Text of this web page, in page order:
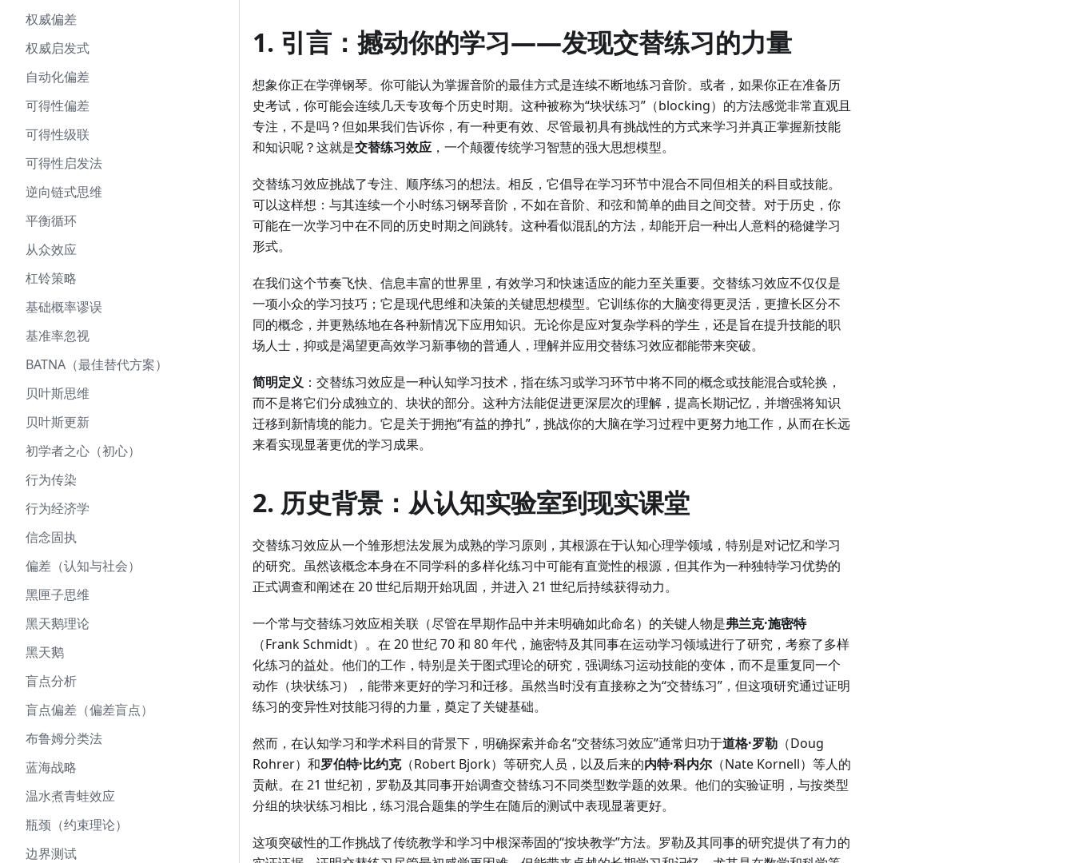
权威偏差
权威启发式
自动化偏差
可得性偏差
可得性级联
可得性启发法
逆向链式思维
平衡循环
从众效应
杠铃策略
基础概率谬误
基准率忽视
BATNA（最佳替代方案）
贝叶斯思维
贝叶斯更新
初学者之心（初心）
行为传染
行为经济学
信念固执
偏差（认知与社会）
黑匣子思维
黑天鹅理论
黑天鹅
盲点分析
盲点偏差（偏差盲点）
布鲁姆分类法
蓝海战略
温水煮青蛙效应
瓶颈（约束理论）
边界测试
1. 引言：撼动你的学习——发现交替练习的力量
想象你正在学弹钢琴。你可能认为掌握音阶的最佳方式是连续不断地练习音阶。或者，如果你正在准备历
史考试，你可能会连续几天专攻每个历史时期。这种被称为“块状练习”（blocking）的方法感觉非常直观且
专注，不是吗？但如果我们告诉你，有一种更有效、尽管最初具有挑战性的方式来学习并真正掌握新技能
和知识呢？这就是交替练习效应 ，一个颠覆传统学习智慧的强大思想模型。
交替练习效应挑战了专注、顺序练习的想法。相反，它倡导在学习环节中混合不同但相关的科目或技能。
可以这样想：与其连续一个小时练习钢琴音阶，不如在音阶、和弦和简单的曲目之间交替。对于历史，你
可能在一次学习中在不同的历史时期之间跳转。这种看似混乱的方法，却能开启一种出人意料的稳健学习
形式。
在我们这个节奏飞快、信息丰富的世界里，有效学习和快速适应的能力至关重要。交替练习效应不仅仅是
一项小众的学习技巧；它是现代思维和决策的关键思想模型。它训练你的大脑变得更灵活，更擅长区分不
同的概念，并更熟练地在各种新情况下应用知识。无论你是应对复杂学科的学生，还是旨在提升技能的职
场人士，抑或是渴望更高效学习新事物的普通人，理解并应用交替练习效应都能带来突破。
简明定义 ：交替练习效应是一种认知学习技术，指在练习或学习环节中将不同的概念或技能混合或轮换，
而不是将它们分成独立的、块状的部分。这种方法能促进更深层次的理解，提高长期记忆，并增强将知识
迁移到新情境的能力。它是关于拥抱“有益的挣扎”，挑战你的大脑在学习过程中更努力地工作，从而在长远
来看实现显著更优的学习成果。
2. 历史背景：从认知实验室到现实课堂
交替练习效应从一个雏形想法发展为成熟的学习原则，其根源在于认知心理学领域，特别是对记忆和学习
的研究。虽然该概念本身在不同学科的多样化练习中可能有直觉性的根源，但其作为一种独特学习优势的
正式调查和阐述在 20 世纪后期开始巩固，并进入 21 世纪后持续获得动力。
一个常与交替练习效应相关联（尽管在早期作品中并未明确如此命名）的关键人物是弗兰克·施密特
（Frank Schmidt）。在 20 世纪 70 和 80 年代，施密特及其同事在运动学习领域进行了研究，考察了多样
化练习的益处。他们的工作，特别是关于图式理论的研究，强调练习运动技能的变体，而不是重复同一个
动作（块状练习），能带来更好的学习和迁移。虽然当时没有直接称之为“交替练习”，但这项研究通过证明
练习的变异性对技能习得的力量，奠定了关键基础。
然而，在认知学习和学术科目的背景下，明确探索并命名“交替练习效应”通常归功于道格·罗勒 （Doug
Rohrer）和罗伯特·比约克（Robert Bjork）等研究人员，以及后来的内特·科内尔（Nate Kornell）等人的
贡献。在 21 世纪初，罗勒及其同事开始调查交替练习不同类型数学题的效果。他们的实验证明，与按类型
分组的块状练习相比，练习混合题集的学生在随后的测试中表现显著更好。
这项突破性的工作挑战了传统教学和学习中根深蒂固的“按块教学”方法。罗勒及其同事的研究提供了有力的